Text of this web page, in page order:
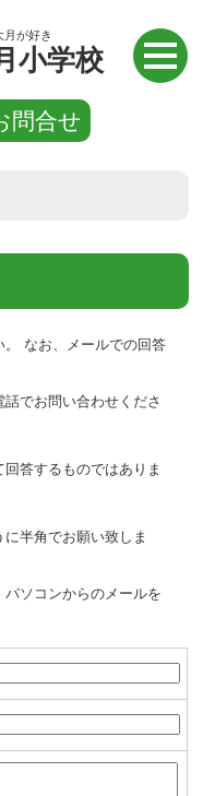
月が好き
小学校
問合せ
なお、メールでの回答
でお問い合わせくださ
答するものではありま
半角でお願い致しま
ソコンからのメールを